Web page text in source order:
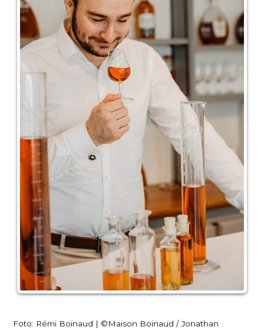
Foto: Rémi Boinaud | ©Maison Boinaud / Jonathan